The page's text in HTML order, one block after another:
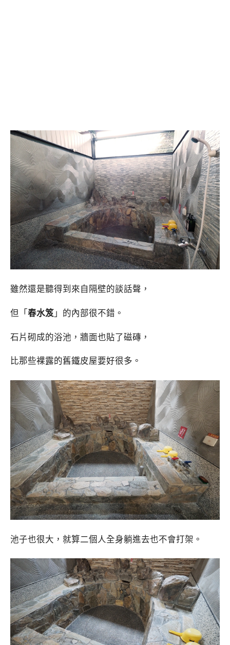
雖然還是聽得到來自隔壁的談話聲，
但「春水笈」的內部很不錯。
石片砌成的浴池，牆面也貼了磁磚，
比那些裸露的舊鐵皮屋要好很多。
池子也很大，就算二個人全身躺進去也不會打架。